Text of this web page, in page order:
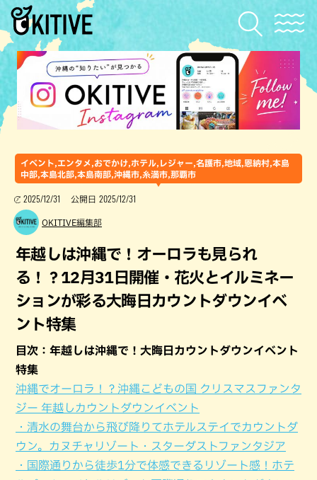
イベント,エンタメ,おでかけ,ホテル,レジャー,名護市,地域,恩納村,本島
中部,本島北部,本島南部,沖縄市,糸満市,那覇市
2025/12/31 公開日 2025/12/31
OKITIVE編集部
年越しは沖縄で！オーロラも見られ
る！？12月31日開催・花火とイルミネー
ションが彩る大晦日カウントダウンイベ
ント特集
目次：年越しは沖縄で！大晦日カウントダウンイベント
特集
沖縄でオーロラ！？沖縄こどもの国 クリスマスファンタ
ジー 年越しカウントダウンイベント
・清水の舞台から飛び降りてホテルステイでカウントダ
ウン。カヌチャリゾート・スターダストファンタジア
・国際通りから徒歩1分で体感できるリゾート感！ホテ